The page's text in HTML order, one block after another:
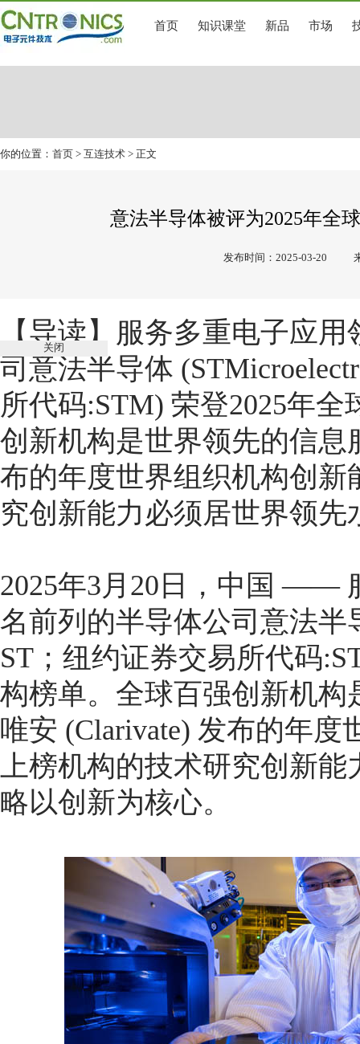
首页 知识课堂 新品 市场
你的位置： 首页 > 互连技术 > 正文
意法半导体被评为2025年全
发布时间：2025-03-20
【导读】 服务多重电子应
司意法半导体
所代码:STM) 荣登2025年全
创新机构是世界领先的信息
布的年度世界组织机构创
究创新能力必须居世界领先
2025年3月20日，中国 ——
名前列的半导体公司意法半
ST；纽约证券交易所代码
构榜单。全球百强创新机
唯安 (Clarivate) 发布的年
上榜机构的技术研究创新
略以创新为核心。
关闭